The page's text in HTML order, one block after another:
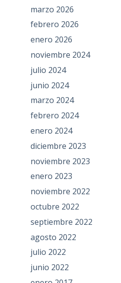
marzo 2026
febrero 2026
enero 2026
noviembre 2024
julio 2024
junio 2024
marzo 2024
febrero 2024
enero 2024
diciembre 2023
noviembre 2023
enero 2023
noviembre 2022
octubre 2022
septiembre 2022
agosto 2022
julio 2022
junio 2022